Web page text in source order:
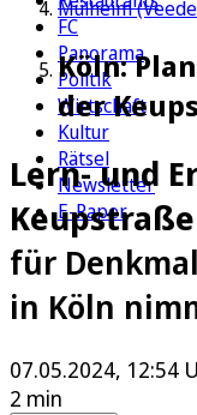
FC
Panorama
Politik
Wirtschaft
Kultur
Rätsel
Newsletter
E-Paper
Mülheim
Köln:
der
Lern- und
für
in Köln
07.05.2024, 12:54
2 min